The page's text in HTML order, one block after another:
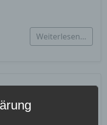
Weiterlesen…
in der